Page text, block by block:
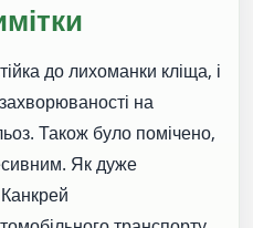
до лихоманки кліща, і
на
Також було помічено,
Як дуже